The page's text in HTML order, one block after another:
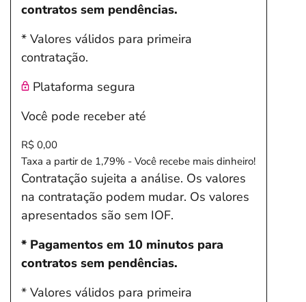
contratos sem pendências.
* Valores válidos para primeira
contratação.
Plataforma segura
Você pode receber até
R$ 0,00
Taxa a partir de 1,79% - Você recebe mais dinheiro!
Contratação sujeita a análise. Os valores
na contratação podem mudar. Os valores
apresentados são sem IOF.
* Pagamentos em 10 minutos para
contratos sem pendências.
* Valores válidos para primeira